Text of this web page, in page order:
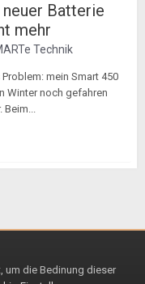
Batterie
mehr
Technik
mein Smart 450
Winter noch gefahren
Beim...
um die Bedinung dieser